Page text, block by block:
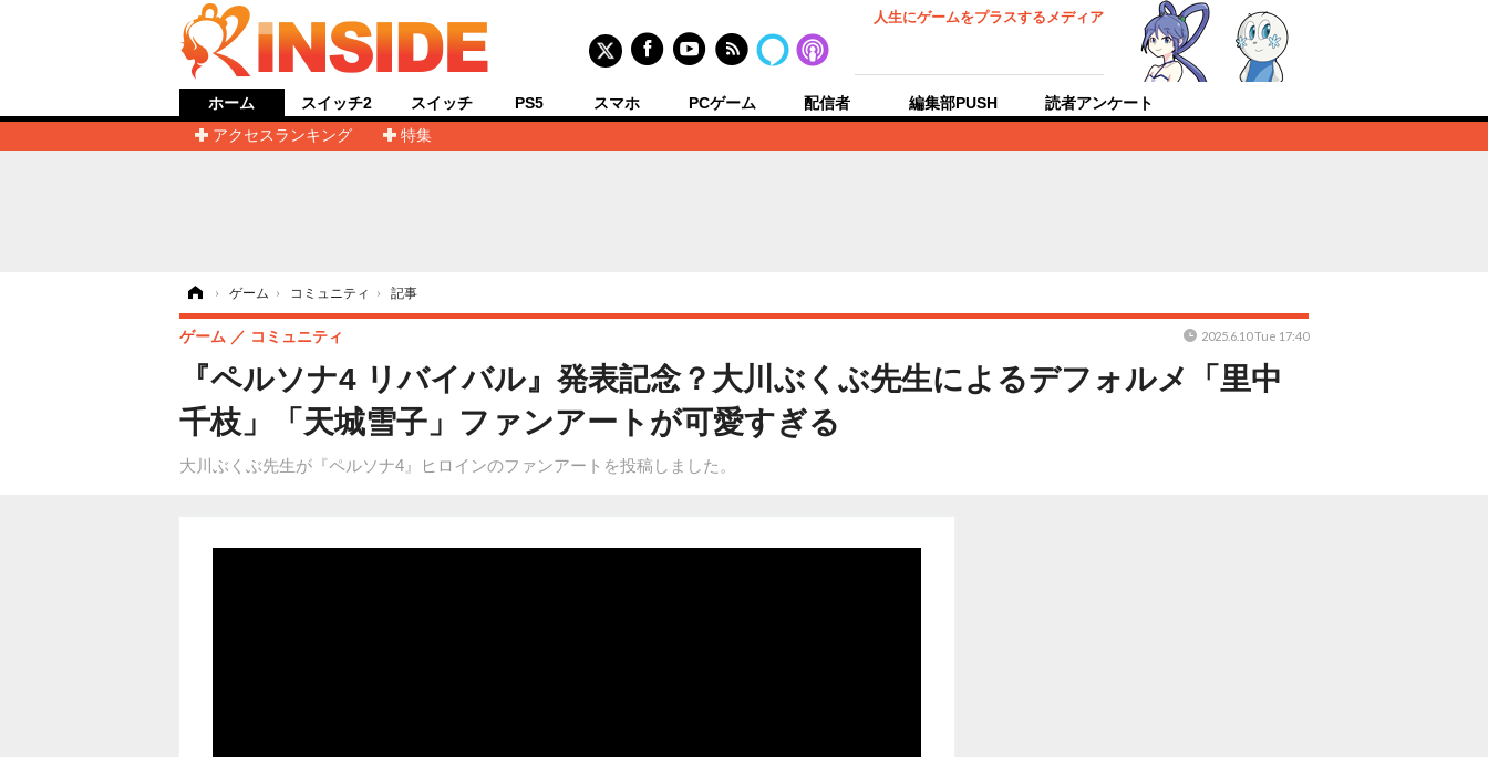
人生にゲームをプラスするメディア
ホーム
アクセスランキング
特集
スイッチ2 スイッチ PS5 スマホ PCゲーム 配信者 編集部PUSH 読者アンケート
› ゲーム › コミュニティ › 記事
『ペルソナ4 リバイバル』発表記念？大川ぶくぶ先生によるデフォルメ「里中
千枝」「天城雪子」ファンアートが可愛すぎる
大川ぶくぶ先生が『ペルソナ4』ヒロインのファンアートを投稿しました。
ゲーム コミュニティ 2025.6.10 Tue 17:40